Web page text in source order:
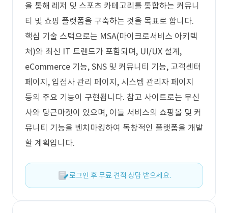
을 통해 레저 및 스포츠 카테고리를 통합하는 커뮤니
티 및 쇼핑 플랫폼을 구축하는 것을 목표로 합니다.
핵심 기술 스택으로는 MSA(마이크로서비스 아키텍
처)와 최신 IT 트렌드가 포함되며, UI/UX 설계,
eCommerce 기능, SNS 및 커뮤니티 기능, 고객센터
페이지, 입점사 관리 페이지, 시스템 관리자 페이지
등의 주요 기능이 구현됩니다. 참고 사이트로는 무신
사와 당근마켓이 있으며, 이들 서비스의 쇼핑몰 및 커
뮤니티 기능을 벤치마킹하여 독창적인 플랫폼을 개발
할 계획입니다.
로그인 후 무료 견적 상담 받으세요.